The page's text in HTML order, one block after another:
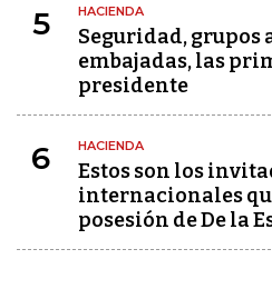
5 HACIENDA
Seguridad, grupos
embajadas, las
presidente
6 HACIENDA
Estos son los
internacionales
posesión de De la